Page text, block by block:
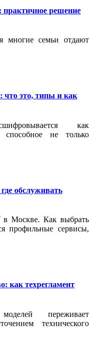
решение
многие семьи отдают
что это, типы и как
как
способное не только
обслуживать
Москве. Как выбрать
профильные сервисы,
как техрегламент
переживает
технического